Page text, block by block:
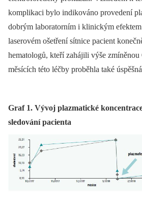
komplikaci bylo indikováno provedení
dobrým laboratorním i klinickým
laserovém ošetření sítnice pacient
hematologů, kteří zahájili výše
měsících této léčby proběhla také
Graf 1. Vývoj plazmatické
sledování pacienta